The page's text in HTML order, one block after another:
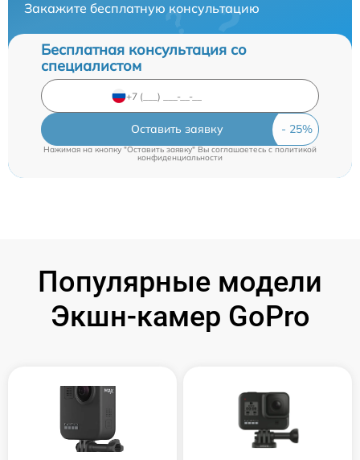
Закажите бесплатную консультацию
Бесплатная консультация со
специалистом
Оставить заявку
Нажимая на кнопку "Оставить заявку" Вы соглашаетесь c политикой
конфиденциальности
Популярные модели
Экшн-камер GoPro